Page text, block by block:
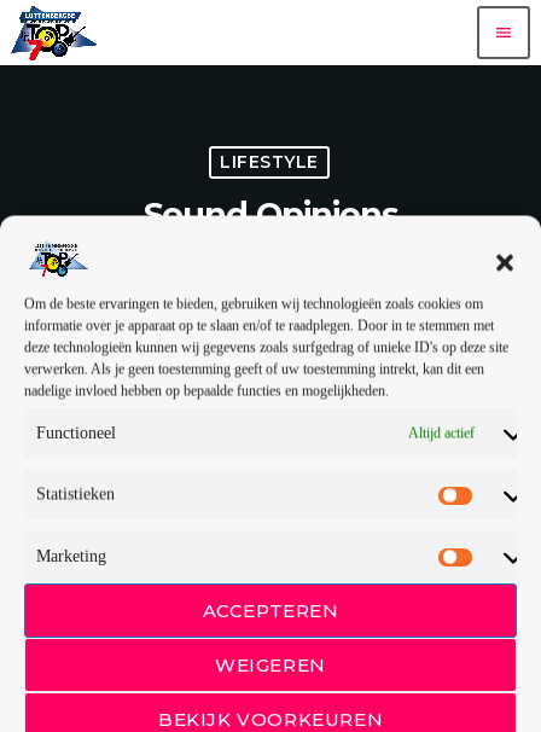
Om de beste ervaringen te bieden, gebruiken wij technologieën zoals cookies om
informatie over je apparaat op te slaan en/of te raadplegen. Door in te stemmen met
deze technologieën kunnen wij gegevens zoals surfgedrag of unieke ID's op deze site
verwerken. Als je geen toestemming geeft of uw toestemming intrekt, kan dit een
nadelige invloed hebben op bepaalde functies en mogelijkheden.
Functioneel Altijd actief
Statistieken
Marketing
ACCEPTEREN
WEIGEREN
BEKIJK VOORKEUREN
menu
LIFESTYLE
Sound Opinions
mic YANA BOLDER
share
12
email
podcast pages
Podcasts can be used with Mixcloud, Soundcloud,
LIFESTYLE
email